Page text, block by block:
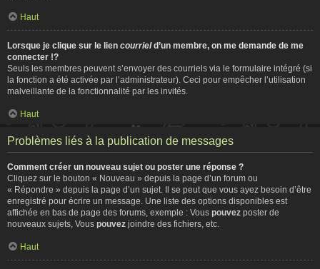
Haut
Lorsque je clique sur le lien courrield’un membre, on me demande de me
connecter !?
Seuls les membres peuvent s’envoyer des courriels via le formulaire intégré (si
la fonction a été activée par l’administrateur). Ceci pour empêcher l’utilisation
malveillante de la fonctionnalité par les invités.
Haut
Problèmes liés à la publication de messages
Comment créer un nouveau sujet ou poster une réponse ?
Cliquez sur le bouton « Nouveau » depuis la page d’un forum ou
« Répondre » depuis la page d’un sujet. Il se peut que vous ayez besoin d’être
enregistré pour écrire un message. Une liste des options disponibles est
affichée en bas de page des forums, exemple : Vous pouvez poster de
nouveaux sujets, Vous pouvez joindre des fichiers, etc.
Haut